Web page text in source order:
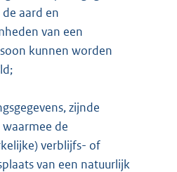
aard en
van een
kunnen worden
zijnde
waarmee de
verblijfs- of
van een natuurlijk